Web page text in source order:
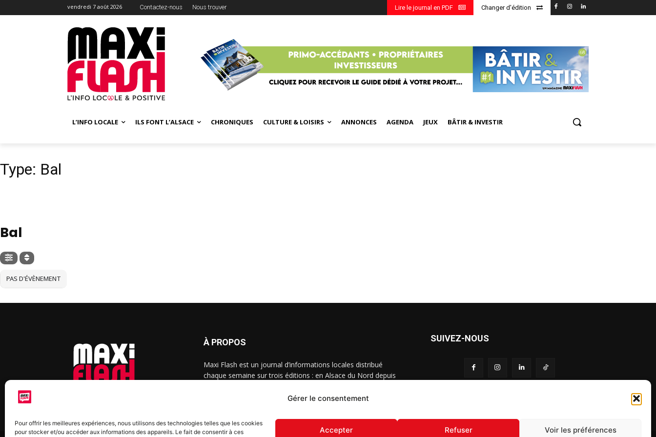
Gérer le consentement
Pour offrir les meilleures expériences, nous utilisons des technologies telles que les cookies
pour stocker et/ou accéder aux informations des appareils. Le fait de consentir à ces
Accepter Refuser Voir les préférences
vendredi 7 août 2026 Contactez-nous Nous trouver Changer d'édition
Lire le journal en PDF
L’INFO LOCALE ILS FONT L’ALSACE CHRONIQUES CULTURE & LOISIRS ANNONCES AGENDA JEUX BÂTIR & INVESTIR
Type: Bal
Bal
PAS D'ÉVÈNEMENT
À PROPOS
Maxi Flash est un journal d’informations locales distribué
chaque semaine sur trois éditions : en Alsace du Nord depuis
2022, et à Colmar, Vignoble et Plaine depuis 2023.
SUIVEZ-NOUS